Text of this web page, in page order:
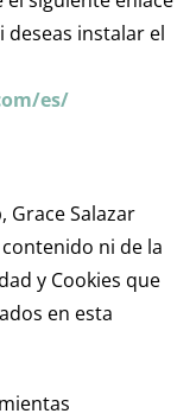
instalar el
es/
Grace Salazar
ni de la
y Cookies que
en esta